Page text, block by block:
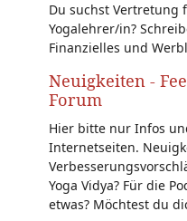
Du suchst Vertretung
Yogalehrer/in?
Finanzielles und
Neuigkeiten -
Forum
Hier bitte nur Infos
Internetseiten.
Yoga Vidya? Für die
etwas? Möchtest du